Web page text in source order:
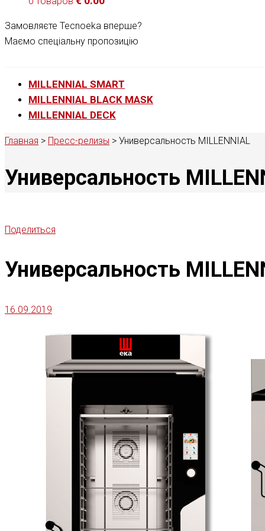
Замовляєте Tecnoeka вперше?
Маємо спеціальну пропозицію
MILLENNIAL SMART
MILLENNIAL BLACK MASK
MILLENNIAL DECK
Главная > Пресс-релизы > Универсальность MILLENNIAL
Универсальность
Поделиться
Универсальность
16.09.2019